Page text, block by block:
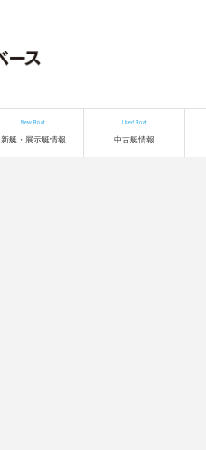
New Boat
新艇・展示艇情報
Used Boat
中古艇情報